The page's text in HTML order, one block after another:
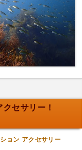
セサリー！
ョン アクセサリー